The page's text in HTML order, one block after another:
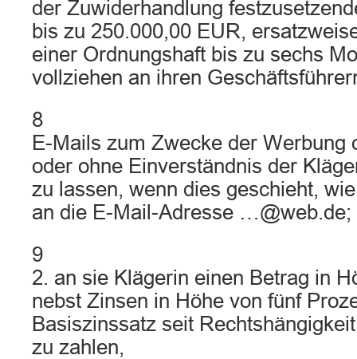
der Zuwiderhandlung
bis zu 250.000,00 EUR,
einer Ordnungshaft bis zu sechs
vollziehen an ihren
8
E-Mails zum Zwecke der Werbung
oder ohne Einverständnis der
zu lassen, wenn dies geschieht,
an die E-Mail-Adresse …@web.de;
9
2. an sie Klägerin einen Betrag in
nebst Zinsen in Höhe von fünf
Basiszinssatz seit
zu zahlen,